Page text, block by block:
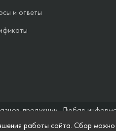
и ответы
продукции. Любая
как предложение заключить
работы сайта. Сбор